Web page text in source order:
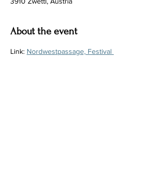
About the event
Link: Nordwestpassage, Festival